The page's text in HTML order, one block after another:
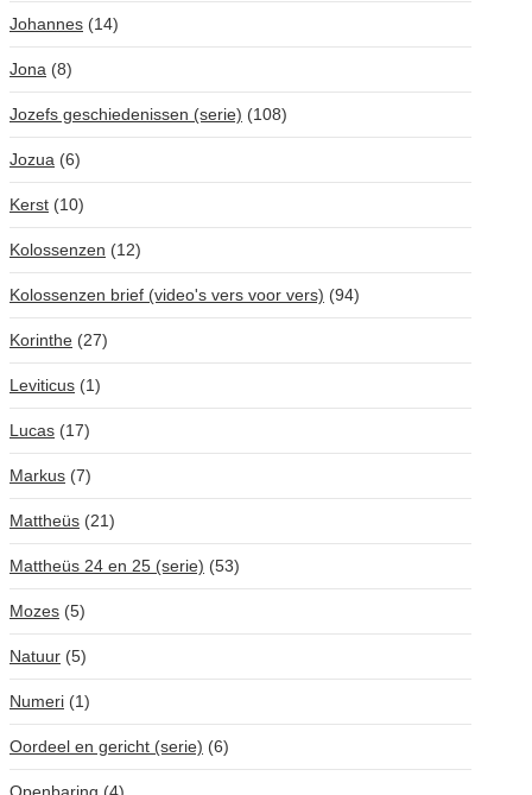
Johannes (14)
Jona (8)
Jozefs geschiedenissen (serie) (108)
Jozua (6)
Kerst (10)
Kolossenzen (12)
Kolossenzen brief (video's vers voor vers) (94)
Korinthe (27)
Leviticus (1)
Lucas (17)
Markus (7)
Mattheüs (21)
Mattheüs 24 en 25 (serie) (53)
Mozes (5)
Natuur (5)
Numeri (1)
Oordeel en gericht (serie) (6)